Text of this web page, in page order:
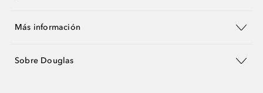
Más información
Sobre Douglas